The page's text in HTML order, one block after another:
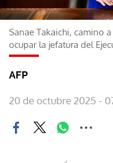
Sanae Takaichi, camino
ocupar la jefatura del
AFP
20 de octubre 2025 -